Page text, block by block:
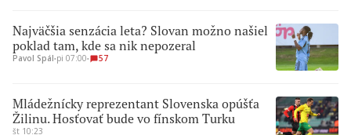
Najväčšia senzácia leta? Slovan možno našiel
poklad tam, kde sa nik nepozeral
Pavol Spál∙pi 07:00∙ 57
Mládežnícky reprezentant Slovenska opúšťa
Žilinu. Hosťovať bude vo fínskom Turku
št 10:23